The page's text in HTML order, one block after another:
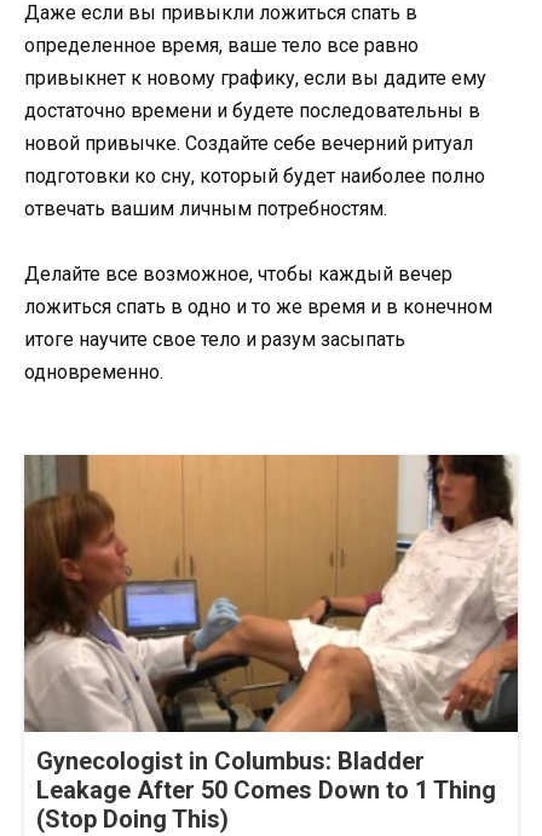
Даже если вы привыкли ложиться спать в
определенное время, ваше тело все равно
привыкнет к новому графику, если вы дадите ему
достаточно времени и будете последовательны в
новой привычке. Создайте себе вечерний ритуал
подготовки ко сну, который будет наиболее полно
отвечать вашим личным потребностям.
Делайте все возможное, чтобы каждый вечер
ложиться спать в одно и то же время и в конечном
итоге научите свое тело и разум засыпать
одновременно.
Gynecologist in Columbus: Bladder
Leakage After 50 Comes Down to 1 Thing
(Stop Doing This)